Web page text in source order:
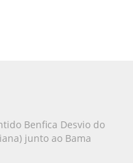
Benfica Desvio do
junto ao Bama